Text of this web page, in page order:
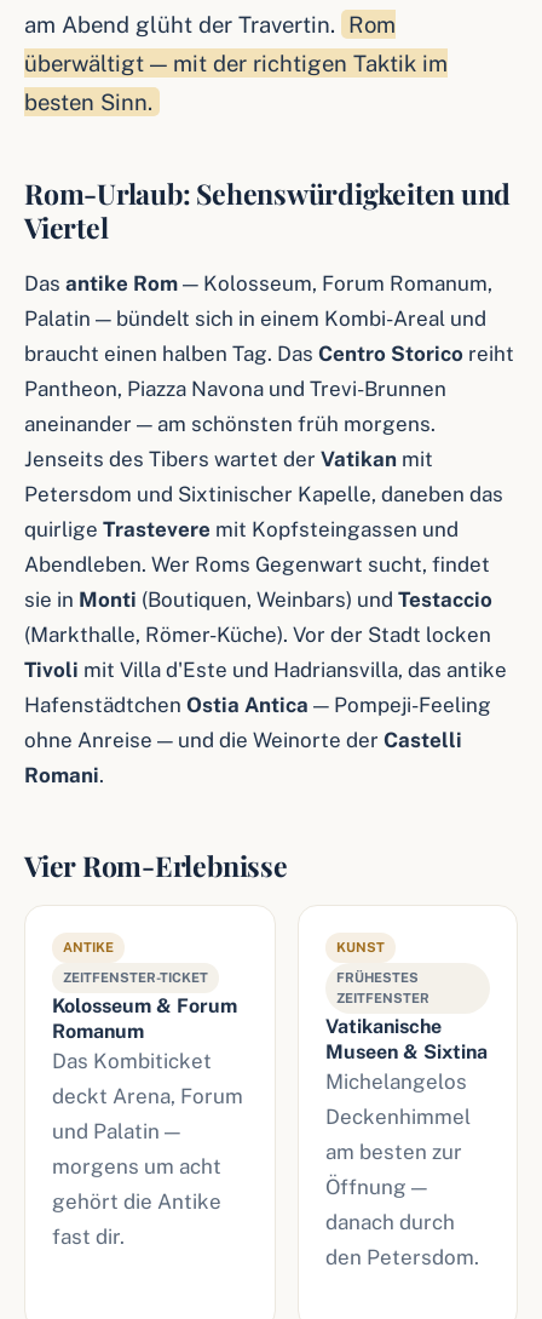
am Abend glüht der Travertin. Rom
überwältigt — mit der richtigen Taktik im
besten Sinn.
Rom-Urlaub: Sehenswürdigkeiten und
Viertel
Das antike Rom — Kolosseum, Forum Romanum,
Palatin — bündelt sich in einem Kombi-Areal und
braucht einen halben Tag. Das Centro Storico reiht
Pantheon, Piazza Navona und Trevi-Brunnen
aneinander — am schönsten früh morgens.
Jenseits des Tibers wartet der Vatikan mit
Petersdom und Sixtinischer Kapelle, daneben das
quirlige Trastevere mit Kopfsteingassen und
Abendleben. Wer Roms Gegenwart sucht, findet
sie in Monti (Boutiquen, Weinbars) und Testaccio
(Markthalle, Römer-Küche). Vor der Stadt locken
Tivoli mit Villa d'Este und Hadriansvilla, das antike
Hafenstädtchen Ostia Antica — Pompeji-Feeling
ohne Anreise — und die Weinorte der Castelli
Romani.
Vier Rom-Erlebnisse
ANTIKE
ZEITFENSTER-TICKET
Kolosseum & Forum
Romanum
Das Kombiticket
deckt Arena, Forum
und Palatin —
morgens um acht
gehört die Antike
fast dir.
KUNST
FRÜHESTES
ZEITFENSTER
Vatikanische
Museen & Sixtina
Michelangelos
Deckenhimmel
am besten zur
Öffnung —
danach durch
den Petersdom.